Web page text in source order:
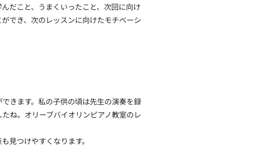
だこと、うまくいったこと、次回に向け
でき、次のレッスンに向けたモチベーシ
きます。私の子供の頃は先生の演奏を録
ね。オリーブバイオリンピアノ教室のレ
見つけやすくなります。